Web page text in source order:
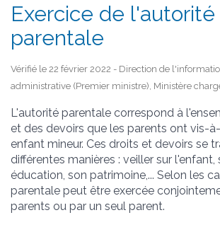
Exercice de l'autorité
parentale
Vérifié le 22 février 2022 - Direction de
administrative (Premier ministre), Ministère
L'autorité parentale correspond à
et des devoirs que les parents ont vis-
enfant mineur. Ces droits et devoirs se
différentes manières : veiller sur l'enfant,
éducation, son patrimoine,... Selon les
parentale peut être exercée
parents ou par un seul parent.